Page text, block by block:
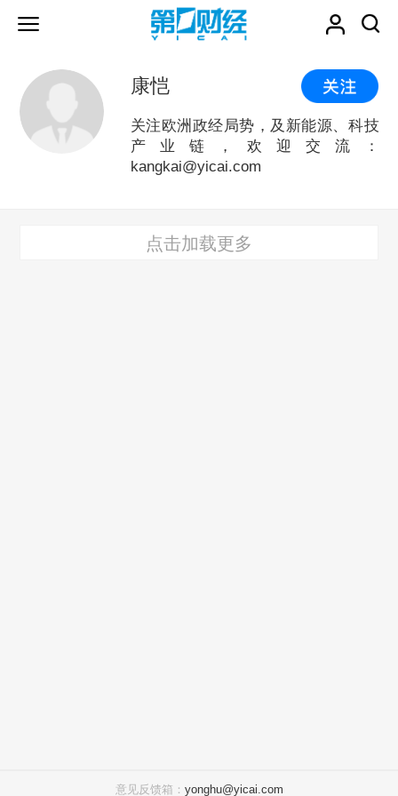
康恺
关注欧洲政经局势，及新能源、科技
产业链，欢迎交流：
kangkai@yicai.com
点击加载更多
意见反馈箱： yonghu@yicai.com